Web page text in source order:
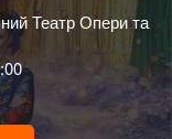
Театр Опери та